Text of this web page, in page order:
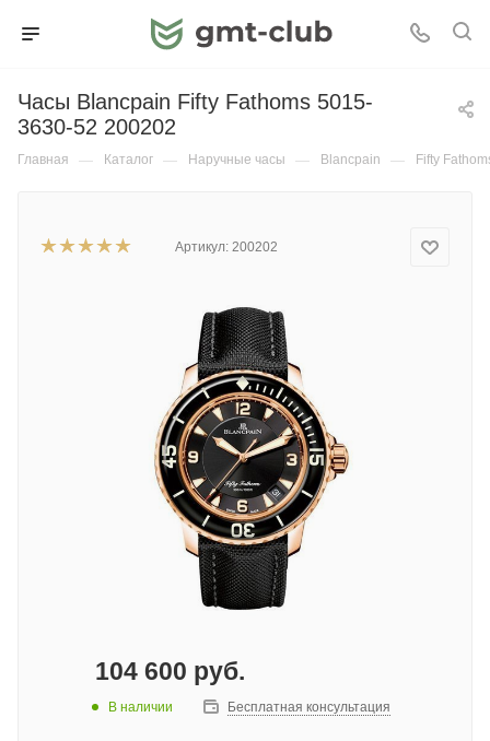
Часы Blancpain Fifty Fathoms 5015-
3630-52 200202
Главная — Каталог — Наручные часы — Blancpain — Fifty
Артикул: 200202
104 600 руб.
В наличии Бесплатная консультация